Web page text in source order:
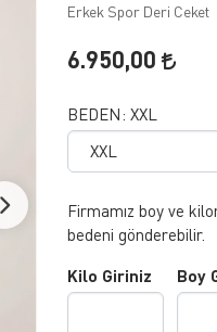
Erkek Spor Deri Ceket
6.950,00
BEDEN: XXL
Firmamız boy ve
bedeni gönderebilir.
Kilo Giriniz Boy